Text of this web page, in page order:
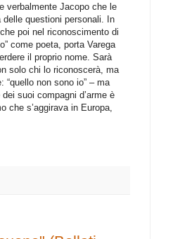
verbalmente Jacopo che le
delle questioni personali. In
poi nel riconoscimento di
come poeta, porta Varega
il proprio nome. Sarà
solo chi lo riconoscerà, ma
non sono io” – ma
suoi compagni d’arme è
s’aggirava in Europa,